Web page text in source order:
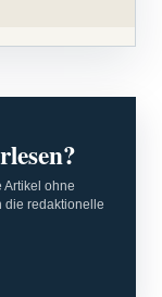
Artikel ohne
die redaktionelle